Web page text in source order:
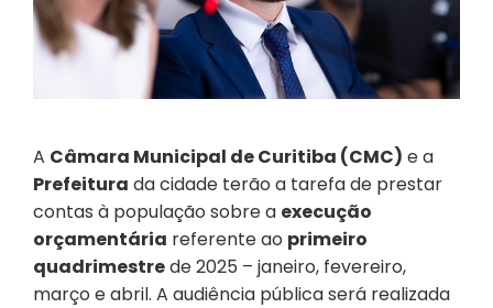
A Câmara Municipal de Curitiba (CMC) e a
Prefeitura da cidade terão a tarefa de prestar
contas à população sobre a execução
orçamentária referente ao primeiro
quadrimestrede 2025 – janeiro, fevereiro,
março e abril. A audiência pública será realizada